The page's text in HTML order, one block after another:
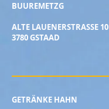
BUUREMETZG
ALTE LAUENERSTRASSE 10
3780 GSTAAD
GETRÄNKE HAHN